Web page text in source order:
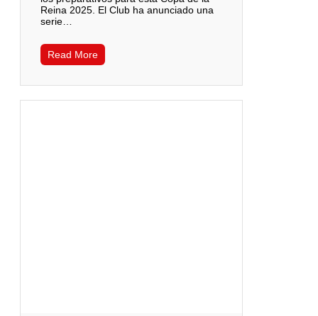
Reina 2025. El Club ha anunciado una
serie…
Read More